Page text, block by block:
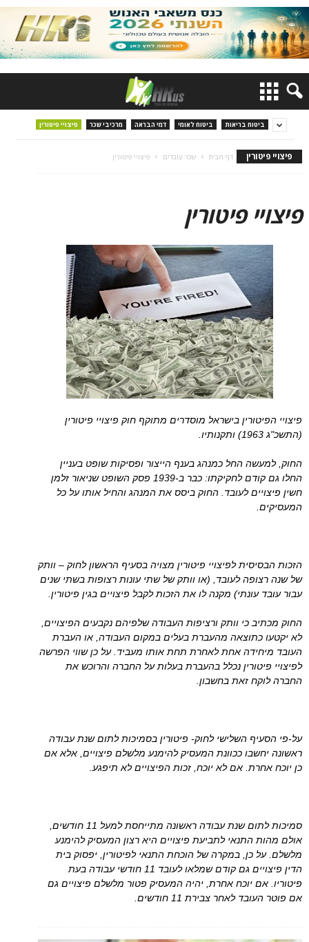
ביטוח בריאות ביטוח לאומי דמי הבראה מרכיבי שכר פיצויי פיטורין
פיצויי פיטורין דף הבית שכר עובדים פיצויי פיטורין
פיצויי פיטורין
פיצויי הפיטורין בישראל מוסדרים מתוקף חוק פיצויי פיטורין
(התשכ"ג 1963) ותקנותיו.
החוק, למעשה החל כמנהג בענף הייצור ופסיקות שופט בעניין
החלו גם קודם לחקיקתו: כבר ב-1939 פסק השופט שניאור זלמן
חשין פיצויים לעובד. החוק ביסס את המנהג והחיל אותו על כל
המעסיקים.
הזכות הבסיסית לפיצויי פיטורין מצויה בסעיף הראשון לחוק – וותק
של שנה רצופה לעובד, (או וותק של שתי עונות רצופות בשתי שנים
עבור עובד עונתי) מקנה לו את הזכות לקבל פיצויים בגין פיטורין.
החוק מכתיב כי וותק ורציפות העבודה שלפיהם נקבעים הפיצויים,
לא יקטעו כתוצאה מהעברת בעלים במקום העבודה, או העברת
העובד מיחידה אחת לאחרת תחת אותו מעביד. על כן שווי הפרשה
לפיצויי פיטורין נכלל בהעברת בעלות על החברה והרוכש את
החברה לוקח זאת בחשבון.
על-פי הסעיף השלישי לחוק- פיטורין בסמיכות לתום שנת עבודה
ראשונה יחשבו ככוונת המעסיק להימנע מלשלם פיצויים, אלא אם
כן יוכח אחרת. אם לא יוכח, זכות הפיצויים לא תיפגע.
סמיכות לתום שנת עבודה ראשונה מתייחסת למעל 11 חודשים,
אולם מהות התנאי לתביעת פיצויים היא רצון המעסיק להימנע
מלשלם. על כן, במקרה של הוכחת התנאי לפיטורין, יפסוק בית
הדין פיצויים גם קודם שמלאו לעובד 11 חודשי עבודה בעת
פיטוריו. אם יוכח אחרת, יהיה המעסיק פטור מלשלם פיצויים גם
אם פוטר העובד לאחר צבירת 11 חודשים.